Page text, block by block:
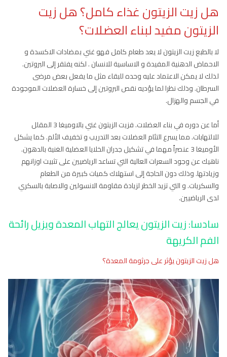
هل زيت الزيتون غذاء كامل؟ هل زيت
الزيتون مفيد لبناء العضلات؟
لا بالطبع زيت الزيتون لا يعد طعام كامل فهو غني بمضادات الاكسدة و
الاحماض الدهنية المفيدة و الاساسية للانسان . لكنه يفتقر إلى البروتين.
لذلك لا يمكن الاعتماد عليه وحده للبقاء مثل ما يفعل بعض مرضى
السرطان. وذلك نظرا لما يؤديه نقص البروتين إلى خسارة العضلات الموجودة
في الجسم والهزال.
أما عن دوره في بناء العضلات. فزيت الزيتون غني بالاوميغا 3 المقلل
للالتهابات. مما يسرع التئام العضلات بعد التدريب و تخفيف الألم. كما يشكل
الأوميغا 3 عنصراً مهما في تشكيل جدران الخلايا العضلية الغنية بالدهون.
ناهيك عن وجود السعرات العالية التي تساعد الرياضيين على تثبيت اوزانهم
وزيادتها. وذلك دون الحاجة إلى استهلاك كميات كبيرة من الطعام
والسكريات. و التي تزيد الخطر لزيادة مقاومة الانسولين والاصابة بالسكري
لدى الرياضيين.
سادسا: زيت الزيتون يعالج التهاب المعدة ويزيل رائحة
الفم الكريهة
هل زيت الزيتون يؤثر على جرثومة المعدة؟